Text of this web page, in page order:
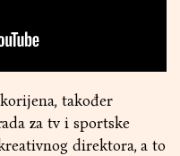
također
za tv i sportske
direktora, a to